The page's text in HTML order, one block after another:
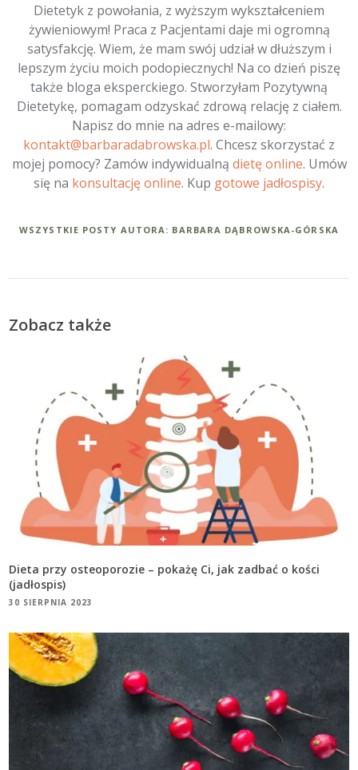
Dietetyk z powołania, z wyższym wykształceniem
żywieniowym! Praca z Pacjentami daje mi ogromną
satysfakcję. Wiem, że mam swój udział w dłuższym i
lepszym życiu moich podopiecznych! Na co dzień piszę
także bloga eksperckiego. Stworzyłam Pozytywną
Dietetykę, pomagam odzyskać zdrową relację z ciałem.
Napisz do mnie na adres e-mailowy:
kontakt@barbaradabrowska.pl. Chcesz skorzystać z
mojej pomocy? Zamów indywidualną dietę online. Umów
się na konsultację online. Kup gotowe jadłospisy.
WSZYSTKIE POSTY AUTORA: BARBARA DĄBROWSKA-GÓRSKA
Zobacz także
Dieta przy osteoporozie – pokażę Ci, jak zadbać o kości
(jadłospis)
30 SIERPNIA 2023